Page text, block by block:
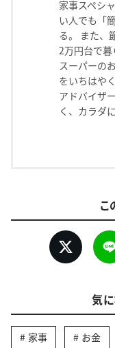
家事スペシ
い人でも「
る。 また、
2万円台で
スーパーの
をいちはや
アドバイザ
く、カラダ
こ
気
家事 お金